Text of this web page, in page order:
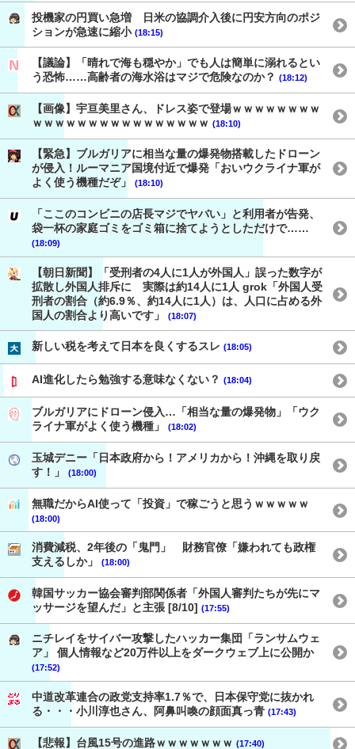
投機家の円買い急増 日米の協調介入後に円安方向のポジ
ションが急速に縮小 (18:15)
【議論】「晴れで海も穏やか」でも人は簡単に溺れるとい
う恐怖……高齢者の海水浴はマジで危険なのか？ (18:12)
【画像】宇亘美里さん、ドレス姿で登場ｗｗｗｗｗｗｗｗ
ｗｗｗｗｗｗｗｗｗｗｗｗｗｗｗｗ (18:10)
【緊急】ブルガリアに相当な量の爆発物搭載したドローン
が侵入！ルーマニア国境付近で爆発「おいウクライナ軍が
よく使う機種だぞ」
(18:10)
「ここのコンビニの店長マジでヤバい」と利用者が告発、
袋一杯の家庭ゴミをゴミ箱に捨てようとしただけで……
(18:09)
【朝日新聞】「受刑者の4人に1人が外国人」誤った数字が
拡散し外国人排斥に 実際は約14人に1人 grok「外国人受
刑者の割合（約6.9％、約14人に1人）は、人口に占める外
国人の割合より高いです」
(18:07)
新しい税を考えて日本を良くするスレ (18:05)
AI進化したら勉強する意味なくない？ (18:04)
ブルガリアにドローン侵入…「相当な量の爆発物」「ウク
ライナ軍がよく使う機種」
(18:02)
玉城デニー「日本政府から！アメリカから！沖縄を取り戻
す！」
(18:00)
無職だからAI使って「投資」で稼ごうと思うｗｗｗｗｗ
(18:00)
消費減税、2年後の「鬼門」 財務官僚「嫌われても政権
支えるしか」
(18:00)
韓国サッカー協会審判部関係者「外国人審判たちが先にマ
ッサージを望んだ」と主張 [8/10] (17:55)
ニチレイをサイバー攻撃したハッカー集団「ランサムウェ
ア」 個人情報など20万件以上をダークウェブ上に公開か
(17:52)
中道改革連合の政党支持率1.7％で、日本保守党に抜かれ
る・・・小川淳也さん、阿鼻叫喚の顔面真っ青 (17:43)
【悲報】台風15号の進路ｗｗｗｗｗｗｗ (17:40)